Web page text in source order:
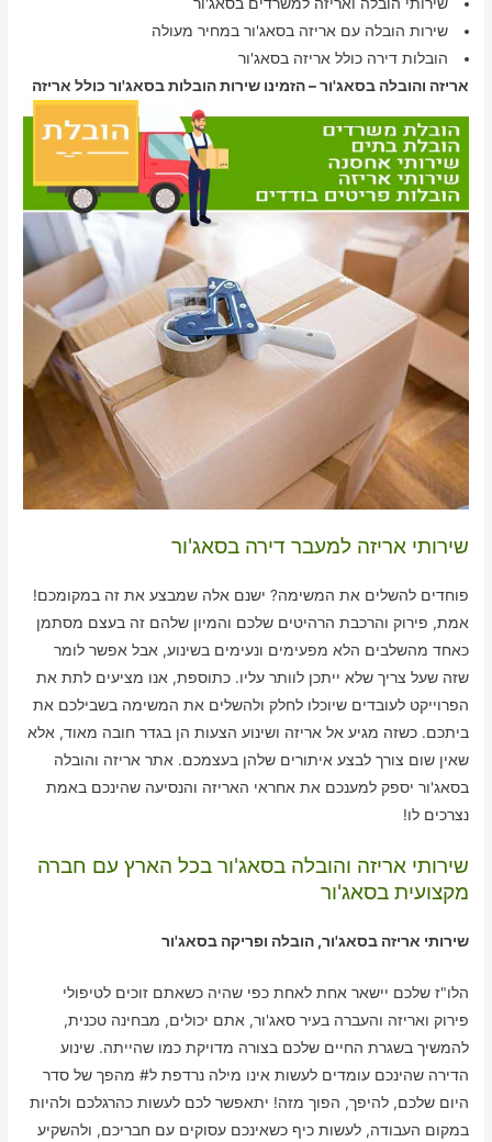
שירות הובלה עם אריזה בסאג'ור במחיר מעולה
הובלות דירה כולל אריזה בסאג'ור
אריזה והובלה בסאג'ור – הזמינו שירות הובלות בסאג'ור כולל אריזה
שירותי אריזה למעבר דירה בסאג'ור
פוחדים להשלים את המשימה? ישנם אלה שמבצע את זה במקומכם!
אמת, פירוק והרכבת הרהיטים שלכם והמיון שלהם זה בעצם מסתמן
כאחד מהשלבים הלא מפעימים ונעימים בשינוע, אבל אפשר לומר
שזה שעל צריך שלא ייתכן לוותר עליו. כתוספת, אנו מציעים לתת את
הפרוייקט לעובדים שיוכלו לחלק ולהשלים את המשימה בשבילכם את
ביתכם. כשזה מגיע אל אריזה ושינוע הצעות הן בגדר חובה מאוד, אלא
שאין שום צורך לבצע איתורים שלהן בעצמכם. אתר אריזה והובלה
בסאג'ור יספק למענכם את אחראי האריזה והנסיעה שהינכם באמת
נצרכים לו!
שירותי אריזה והובלה בסאג'ור בכל הארץ עם חברה
מקצועית בסאג'ור
שירותי אריזה בסאג'ור, הובלה ופריקה בסאג'ור
הלו"ז שלכם יישאר אחת לאחת כפי שהיה כשאתם זוכים לטיפולי
פירוק ואריזה והעברה בעיר סאג'ור, אתם יכולים, מבחינה טכנית,
להמשיך בשגרת החיים שלכם בצורה מדויקת כמו שהייתה. שינוע
הדירה שהינכם עומדים לעשות אינו מילה נרדפת ל# מהפך של סדר
היום שלכם, להיפך, הפוך מזה! יתאפשר לכם לעשות כהרגלכם ולהיות
במקום העבודה, לעשות כיף כשאינכם עסוקים עם חבריכם, ולהשקיע